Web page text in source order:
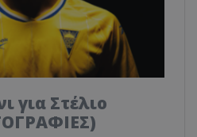
για Στέλιο